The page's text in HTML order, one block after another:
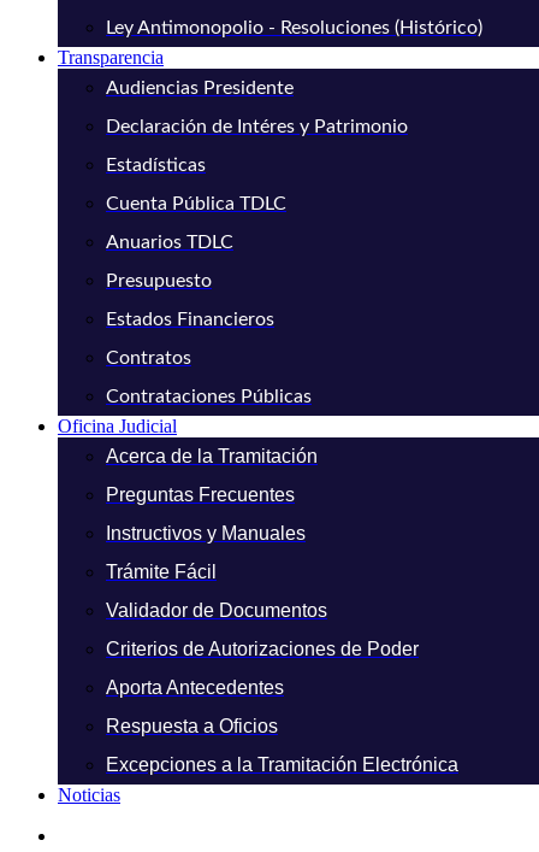
Ley Antimonopolio - Resoluciones (Histórico)
Transparencia
Audiencias Presidente
Declaración de Intéres y Patrimonio
Estadísticas
Cuenta Pública TDLC
Anuarios TDLC
Presupuesto
Estados Financieros
Contratos
Contrataciones Públicas
Oficina Judicial
Acerca de la Tramitación
Preguntas Frecuentes
Instructivos y Manuales
Trámite Fácil
Validador de Documentos
Criterios de Autorizaciones de Poder
Aporta Antecedentes
Respuesta a Oficios
Excepciones a la Tramitación Electrónica
Noticias